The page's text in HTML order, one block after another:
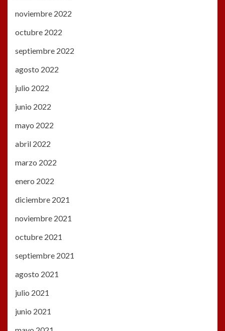
noviembre 2022
octubre 2022
septiembre 2022
agosto 2022
julio 2022
junio 2022
mayo 2022
abril 2022
marzo 2022
enero 2022
diciembre 2021
noviembre 2021
octubre 2021
septiembre 2021
agosto 2021
julio 2021
junio 2021